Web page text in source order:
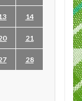
14
21
28